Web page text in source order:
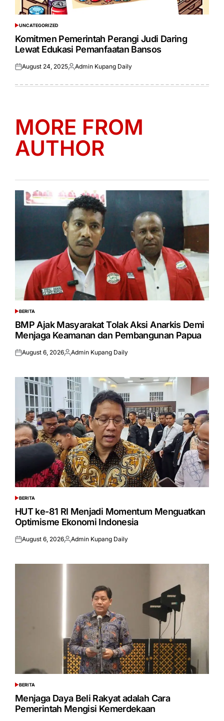
POSTED
IN
UNCATEGORIZED
Komitmen Pemerintah Perangi Judi Daring
Lewat Edukasi Pemanfaatan Bansos
Posted
August 24, 2025Posted
Admin Kupang Daily
MORE FROM
AUTHOR
POSTED
IN
BERITA
BMP Ajak Masyarakat Tolak Aksi Anarkis Demi
Menjaga Keamanan dan Pembangunan Papua
Posted
August 6, 2026Posted
Admin Kupang Daily
POSTED
IN
BERITA
HUT ke-81 RI Menjadi Momentum Menguatkan
Optimisme Ekonomi Indonesia
Posted
August 6, 2026Posted
Admin Kupang Daily
POSTED
IN
BERITA
Menjaga Daya Beli Rakyat adalah Cara
Pemerintah Mengisi Kemerdekaan